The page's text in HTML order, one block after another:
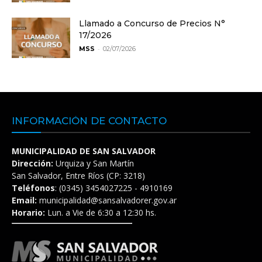
Llamado a Concurso de Precios N°
17/2026
MSS - 02/07/2026
INFORMACIÓN DE CONTACTO
MUNICIPALIDAD DE SAN SALVADOR
Dirección: Urquiza y San Martín
San Salvador, Entre Ríos (CP: 3218)
Teléfonos: (0345) 3454027225 - 4910169
Email: municipalidad@sansalvadorer.gov.ar
Horario: Lun. a Vie de 6:30 a 12:30 hs.